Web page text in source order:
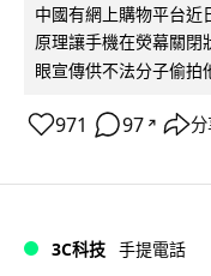
中國有網上購物平台近
原理讓手機在熒幕關閉
眼宣傳供不法分子偷拍
971 97 ↗
3C科技 手提電話